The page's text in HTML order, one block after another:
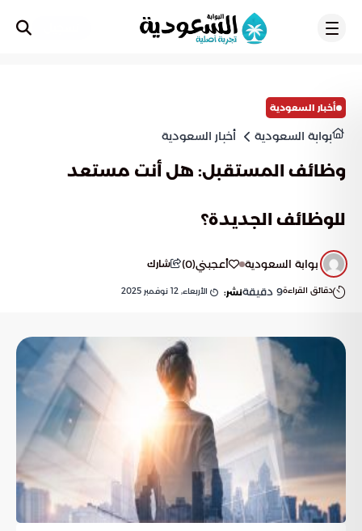
أخبار السعودية
بوابة السعودية أخبار السعودية
وظائف المستقبل: هل أنت مستعد
للوظائف الجديدة؟
بوابة السعودية أعجبني(
0
) شارك
دقائق القراءة9 دقيقةنشر: الأربعاء, 12 نوفمبر 2025